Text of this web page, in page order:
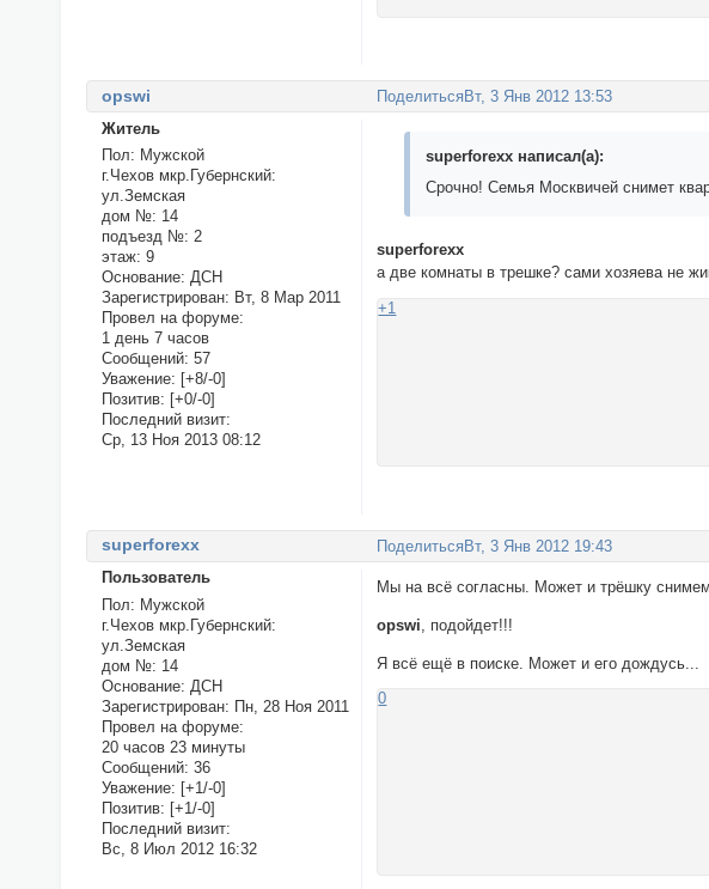
Поделиться Вт, 3 Янв 2012 13:53
оpswi
Житель
Пол: Мужской
г.Чехов мкр.Губернский:
ул.Земская
дом №: 14
подъезд №: 2
этаж: 9
Основание: ДСН
Зарегистрирован: Вт, 8 Мар 2011
Провел на форуме:
1 день 7 часов
Сообщений: 57
Уважение: [+8/-0]
Позитив: [+0/-0]
Последний визит:
Ср, 13 Ноя 2013 08:12
superforexx написал(а):
Срочно! Семья Москвичей снимет
superforexx
а две комнаты в трешке? сами хозяева не
+1
Поделиться Вт, 3 Янв 2012 19:43
superforexx
Пользователь
Пол: Мужской
г.Чехов мкр.Губернский:
ул.Земская
дом №: 14
Основание: ДСН
Зарегистрирован: Пн, 28 Ноя 2011
Провел на форуме:
20 часов 23 минуты
Сообщений: 36
Уважение: [+1/-0]
Позитив: [+1/-0]
Последний визит:
Вс, 8 Июл 2012 16:32
Мы на всё согласны. Может и трёшку
opswi , подойдет!!!
Я всё ещё в поиске. Может и его дождусь...
0